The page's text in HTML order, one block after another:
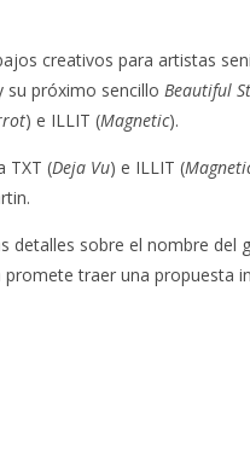
creativos para artistas
su próximo sencillo Beautiful
) e ILLIT (Magnetic).
TXT (Deja Vu) e ILLIT (
detalles sobre el nombre
promete traer una propuesta